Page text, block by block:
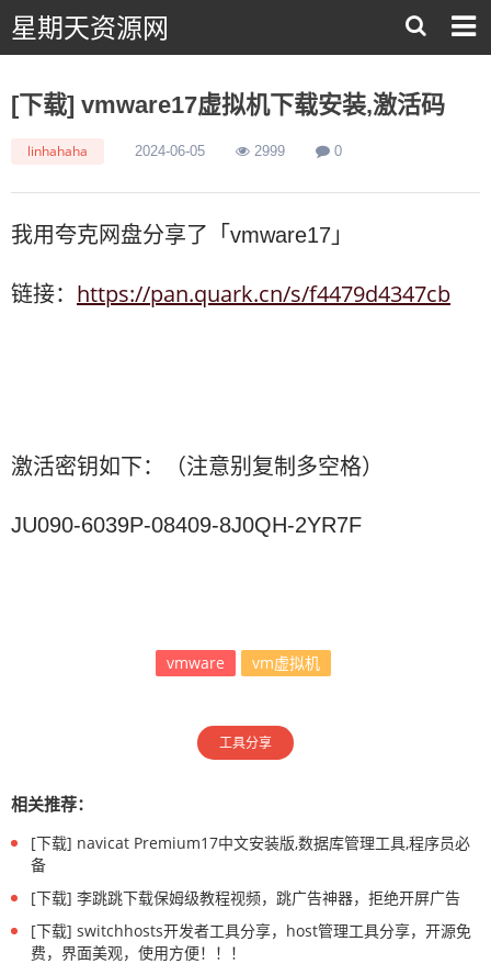
星期天资源网
[下载] vmware17虚拟机下载安装,激活码
linhahaha 2024-06-05 2999 0
我用夸克网盘分享了「vmware17」
链接： https://pan.quark.cn/s/f4479d4347cb
激活密钥如下：（注意别复制多空格）
JU090-6039P-08409-8J0QH-2YR7F
vmware vm虚拟机
工具分享
相关推荐：
[下载] navicat Premium17中文安装版,数据库管理工具,程序员必
备
[下载] 李跳跳下载保姆级教程视频，跳广告神器，拒绝开屏广告
[下载] switchhosts开发者工具分享，host管理工具分享，开源免
费，界面美观，使用方便！！！